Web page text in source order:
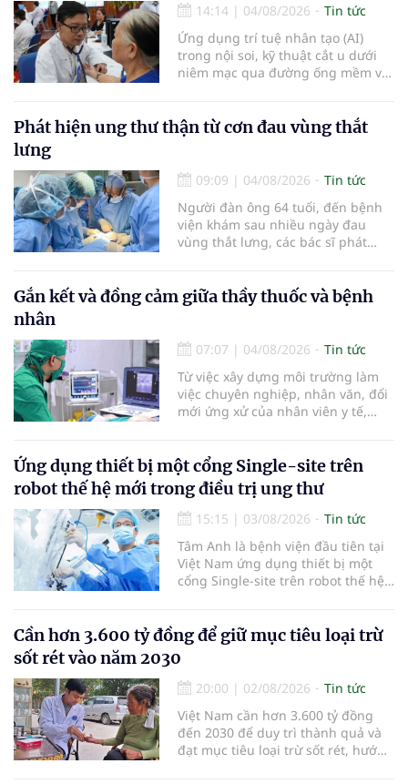
14:14 | 04/08/2026
Tin tức
Ứng dụng trí tuệ nhân tạo (AI)
trong nội soi, kỹ thuật cắt u dưới
niêm mạc qua đường ống mềm và
là những nội dung trọng tâm được
báo cáo tại Hội thảo khoa học cập
tiêu hóa - gan mật vừa diễn ra
ngày 1/8 tại Bệnh viện Đại học
quốc tế Hồng Bàng.
Phát hiện ung thư thận từ cơn đau vùng thắt
lưng
09:09 | 04/08/2026
Tin tức
Người đàn ông 64 tuổi, đến bệnh
viện khám sau nhiều ngày đau
vùng thắt lưng, các bác sĩ phát
biểu mô tế bào thận. Với khối u còn
ở giai đoạn sớm, người bệnh được
bằng phẫu thuật robot thay vì phải
cắt bỏ toàn bộ quả thận như trước
đây.
Gắn kết và đồng cảm giữa thầy thuốc và bệnh
nhân
07:07 | 04/08/2026
Tin tức
Từ việc xây dựng môi trường làm
việc chuyên nghiệp, nhân văn, đổi
mới ứng xử của nhân viên y tế,
đồng cảm, gắn kết cao giữa thầy
thuốc với bệnh nhân.
Ứng dụng thiết bị một cổng Single-site trên
robot thế hệ mới trong điều trị ung thư
15:15 | 03/08/2026
Tin tức
Tâm Anh là bệnh viện đầu tiên tại
Việt Nam ứng dụng thiết bị một
cổng Single-site trên robot thế hệ
Cần hơn 3.600 tỷ đồng để giữ mục tiêu loại trừ
sốt rét vào năm 2030
20:00 | 02/08/2026
Tin tức
Việt Nam cần hơn 3.600 tỷ đồng
đến 2030 để duy trì thành quả và
đạt mục tiêu loại trừ sốt rét, hướng